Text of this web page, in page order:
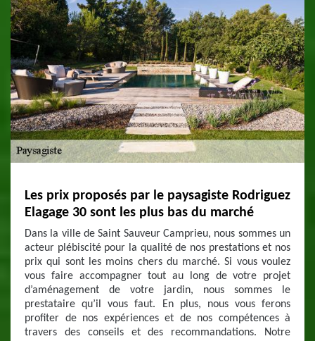
Les prix proposés par le paysagiste Rodriguez
Elagage 30 sont les plus bas du marché
Dans la ville de Saint Sauveur Camprieu, nous sommes un
acteur plébiscité pour la qualité de nos prestations et nos
prix qui sont les moins chers du marché. Si vous voulez
vous faire accompagner tout au long de votre projet
d’aménagement de votre jardin, nous sommes le
prestataire qu’il vous faut. En plus, nous vous ferons
profiter de nos expériences et de nos compétences à
travers des conseils et des recommandations. Notre